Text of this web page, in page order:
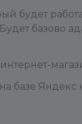
будет
базово
базе Яндекс